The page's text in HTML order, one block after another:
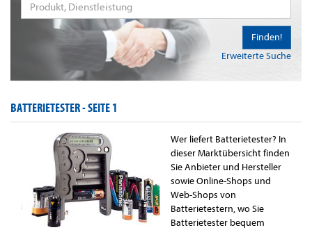
Erweiterte Suche
Finden!
BATTERIETESTER -SEITE 1
Wer liefert Batterietester? In
dieser Marktübersicht finden
Sie Anbieter und Hersteller
sowie Online-Shops und
Web-Shops von
Batterietestern, wo Sie
Batterietester bequem